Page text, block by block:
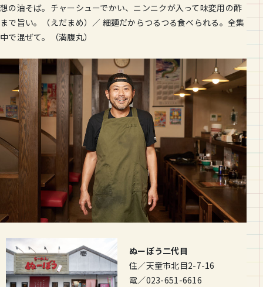
想の油そば。チャーシューでかい、ニンニクが入って味変用の酢
まで旨い。（えだまめ）／ 細麺だからつるつる食べられる。全集
中で混ぜて。（満腹丸）
ぬーぼう二代目
住／天童市北目2-7-16
電／023-651-6616